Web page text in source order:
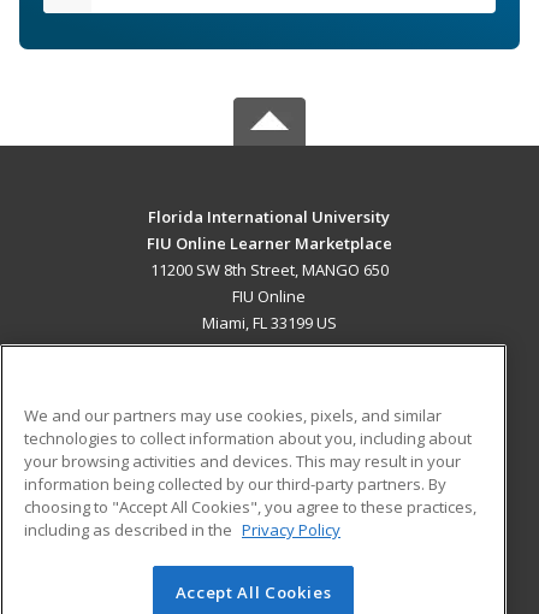
Florida International University
FIU Online Learner Marketplace
11200 SW 8th Street, MANGO 650
FIU Online
Miami, FL 33199 US
ADDITIONAL RESOURCES
Military
Financial Assistance
Help
Student Blog
© 2026 ed2go, a division of Cengage Learning. All rights
We and our partners may use cookies, pixels, and similar
technologies to collect information about you, including about
your browsing activities and devices. This may result in your
information being collected by our third-party partners. By
choosing to "Accept All Cookies", you agree to these practices,
including as described in the Privacy Policy
Accept All Cookies